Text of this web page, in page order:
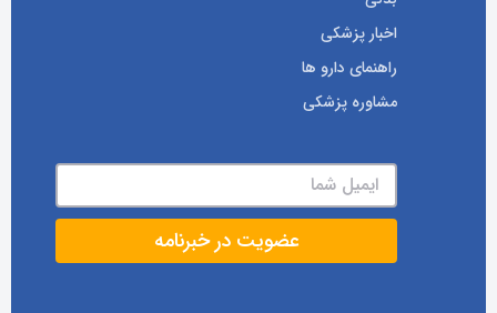
اخبار پزشکی
راهنمای دارو ها
مشاوره پزشکی